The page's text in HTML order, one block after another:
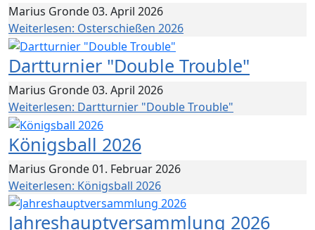
Marius Gronde03. April 2026
Weiterlesen: Osterschießen 2026
Dartturnier "Double Trouble"
Marius Gronde03. April 2026
Weiterlesen: Dartturnier "Double Trouble"
Königsball 2026
Marius Gronde01. Februar 2026
Weiterlesen: Königsball 2026
Jahreshauptversammlung 2026